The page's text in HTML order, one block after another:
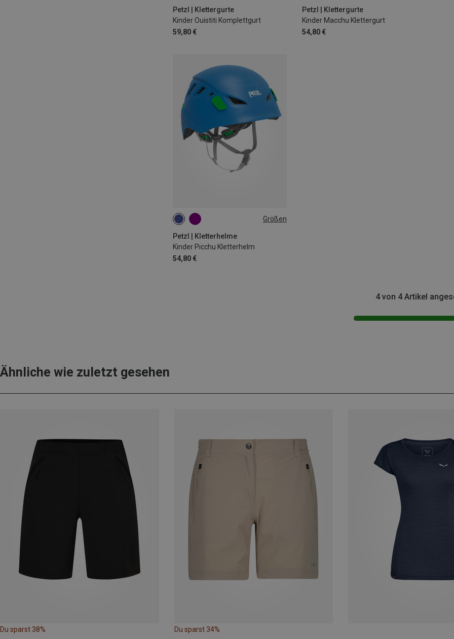
Petzl | Klettergurte
Kinder Ouistiti Komplettgurt
59,80 €
Petzl | Klettergurte
Kinder Macchu Klettergurt
54,80 €
Größen
Petzl | Kletterhelme
Kinder Picchu Kletterhelm
54,80 €
48-54CM
4 von 4 Artikel
Ähnliche wie zuletzt gesehen
Du sparst 38% Du sparst 34%